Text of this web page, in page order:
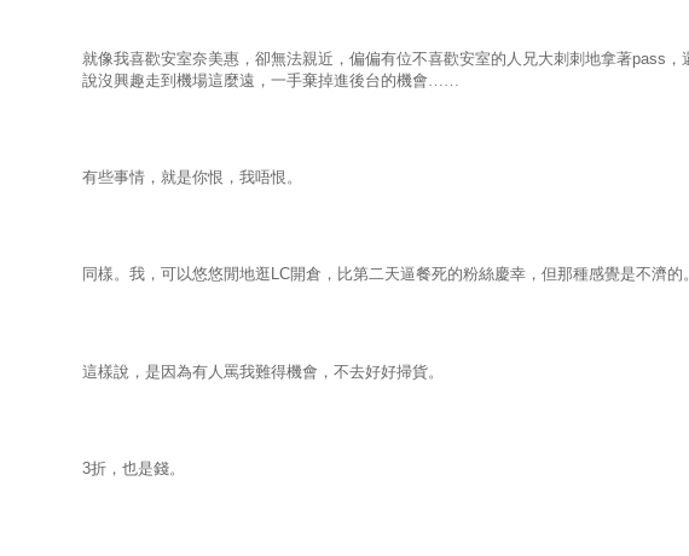
就像我喜歡安室奈美惠，卻無法親近，偏偏有位不喜歡安室的人兄大刺刺地拿著pass ，
說沒興趣走到機場這麼遠，一手棄掉進後台的機會……
有些事情，就是你恨，我唔恨。
同樣。我，可以悠悠閒地逛 LC開倉，比第二天逼餐死的粉絲慶幸，但那種感覺是不濟的。
這樣說，是因為有人罵我難得機會，不去好好掃貨。
3折，也是錢。